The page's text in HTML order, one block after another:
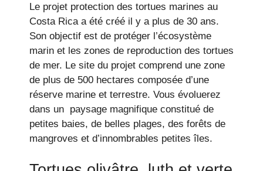
Le projet protection des tortues marines au
Costa Rica a été créé il y a plus de 30 ans.
Son objectif est de protéger l’écosystème
marin et les zones de reproduction des tortues
de mer. Le site du projet comprend une zone
de plus de 500 hectares composée d’une
réserve marine et terrestre. Vous évoluerez
dans un paysage magnifique constitué de
petites baies, de belles plages, des forêts de
mangroves et d’innombrables petites îles.